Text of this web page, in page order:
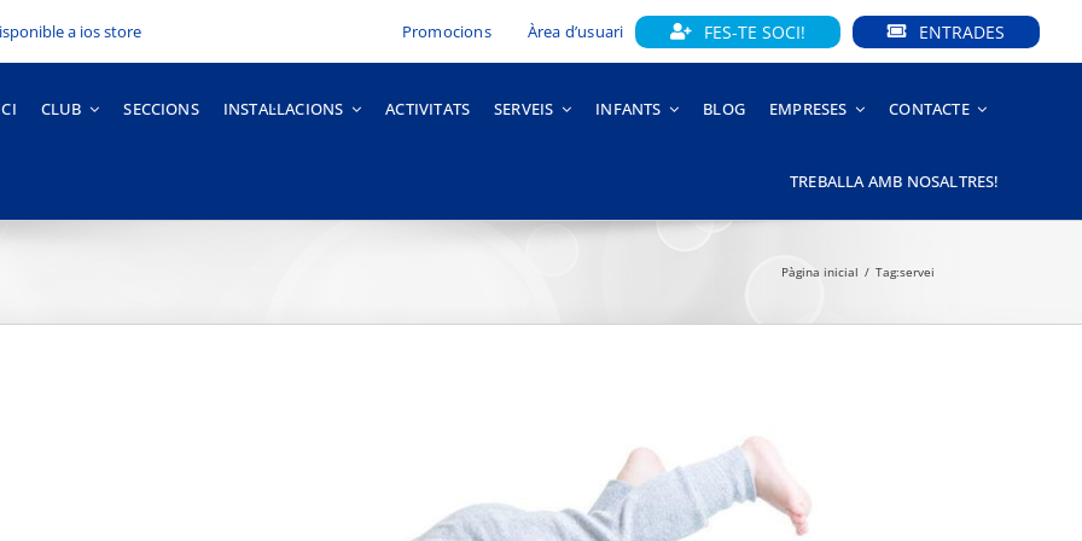
Promocions Àrea d’usuari FES-TE SOCI! ENTRADES
CLUB SECCIONS INSTAL·LACIONS ACTIVITATS SERVEIS INFANTS BLOG EMPRESES CONTACTE
TREBALLA AMB NOSALTRES!
Pàgina inicial Tag:servei